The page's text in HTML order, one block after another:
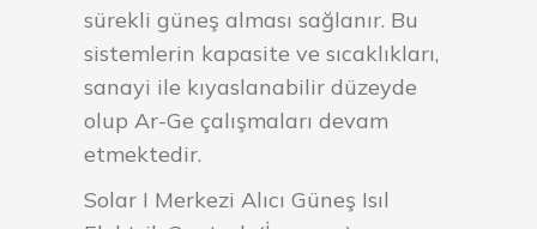
sürekli güneş alması sağlanır. Bu
sistemlerin kapasite ve sıcaklıkları,
sanayi ile kıyaslanabilir düzeyde
olup Ar-Ge çalışmaları devam
etmektedir.
Solar I Merkezi Alıcı Güneş Isıl